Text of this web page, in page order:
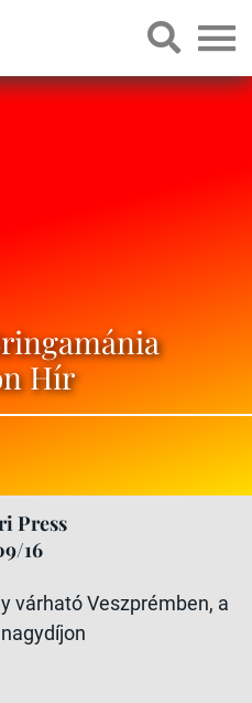
Hír
Press
16
várható Veszprémben, a